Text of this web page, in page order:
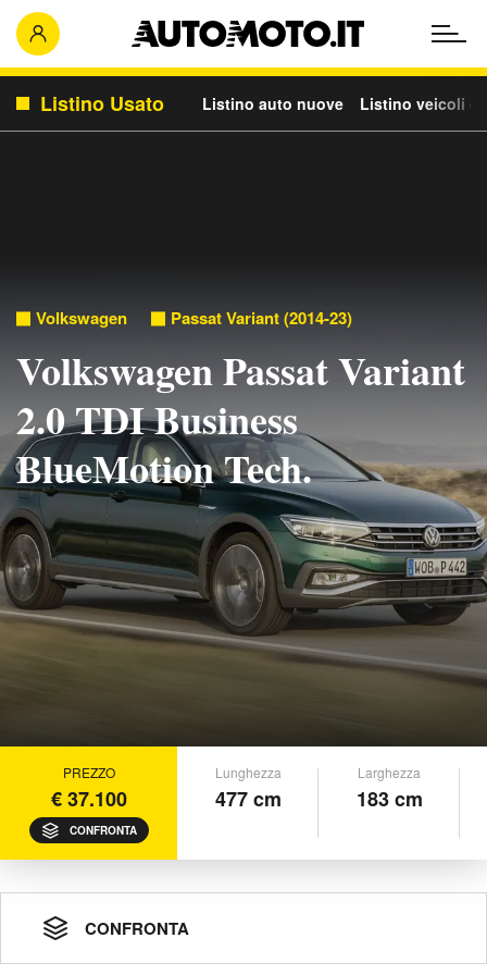
Listino Usato Listino auto nuove Listino veicoli
Volkswagen Passat Variant (2014-23)
Volkswagen Passat Variant
2.0 TDI Business
BlueMotion Tech.
PREZZO
€ 37.100
CONFRONTA
Lunghezza
477 cm
Larghezza
183 cm
CONFRONTA